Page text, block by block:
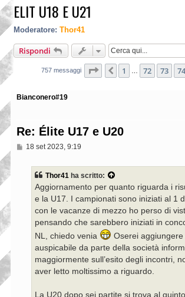
ELIT U18 E U21
Moderatore: Thor41
Rispondi
757 messaggi Pagina 76di76
Precedente
1 72 73 74
Bianconero#19
Re: Élite U17 e U20
M18 set 2023, 9:19
Thor41 ha scritto:
Aggiornamento per quanto riguarda i
e la U17. I campionati sono iniziati al 1
con le vacanze di mezzo ho perso di
pensando che sarebbero iniziati in
NL, chiedo venia
Oserei
auspicabile da parte della società
maggiormente sull’esito degli incontri,
aver letto moltissimo a riguardo.
La U20 dopo sei partite si trova al